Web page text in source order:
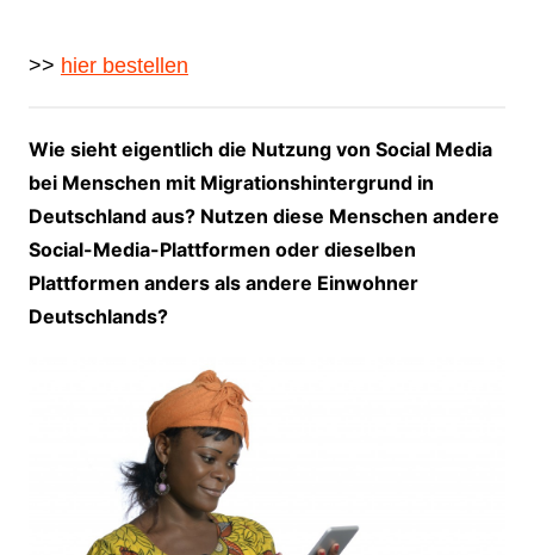
>> hier bestellen
Wie sieht eigentlich die Nutzung von Social Media
bei Menschen mit Migrationshintergrund in
Deutschland aus? Nutzen diese Menschen andere
Social-Media-Plattformen oder dieselben
Plattformen anders als andere Einwohner
Deutschlands?